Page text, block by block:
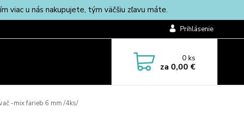
viac u nás nakupujete, tým väčšiu zľavu máte.
Prihlásenie
0ks
za 0,00 €
-mix farieb 6 mm /4ks/